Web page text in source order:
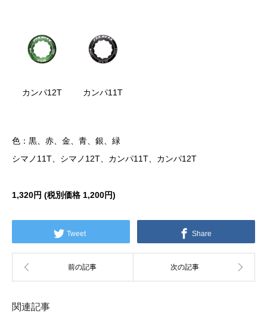
カンパ12T カンパ11T
色：黒、赤、金、青、銀、緑
シマノ11T、シマノ12T、カンパ11T、カンパ12T
1,320円 (税別価格 1,200円)
Tweet Share
関連記事